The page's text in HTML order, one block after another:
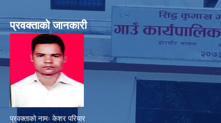
प्रवक्ताको जानकारी
प्रवक्ताको नामः केशर परियार